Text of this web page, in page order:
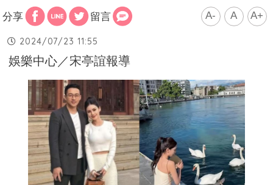
分享 留言 A- A A+
2024/07/23 11:55
娛樂中心／宋亭誼報導